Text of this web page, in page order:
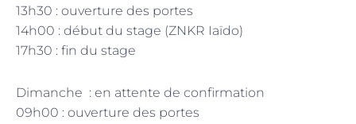
13h30 : ouverture des portes
14h00 : début du stage (ZNKR Iaïdo)
17h30 : fin du stage
Dimanche : en attente de confirmation
09h00 : ouverture des portes